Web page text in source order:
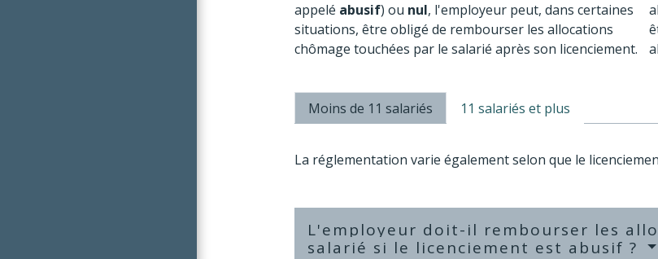
appelé abusif) ou nul, l'employeur peut, dans certaines
situations, être obligé de rembourser les allocations
chômage touchées par le salarié après son licenciement.
Moins de 11 salariés 11 salariés et plus
La réglementation varie également selon que le
L'employeur doit-il rembourser les
salarié si le licenciement est abusif ?